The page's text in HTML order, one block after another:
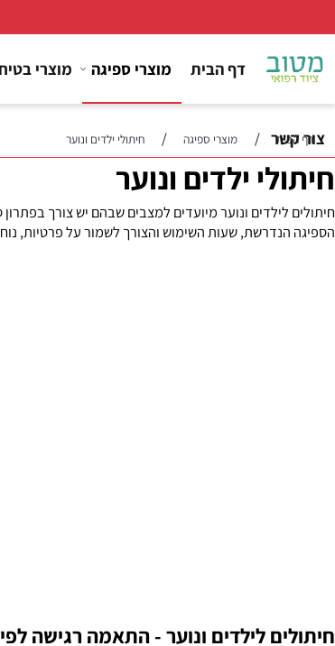
דף הבית מוצרי ספיגה מוצרי בטיחות
/ מוצרי ספיגה / חיתולי ילדים ונוער
ילדים ונוער
ונוער מיועדים למצבים שבהם יש צורך בפתרון
שעות השימוש והצורך לשמור על פרטיות, נוחות